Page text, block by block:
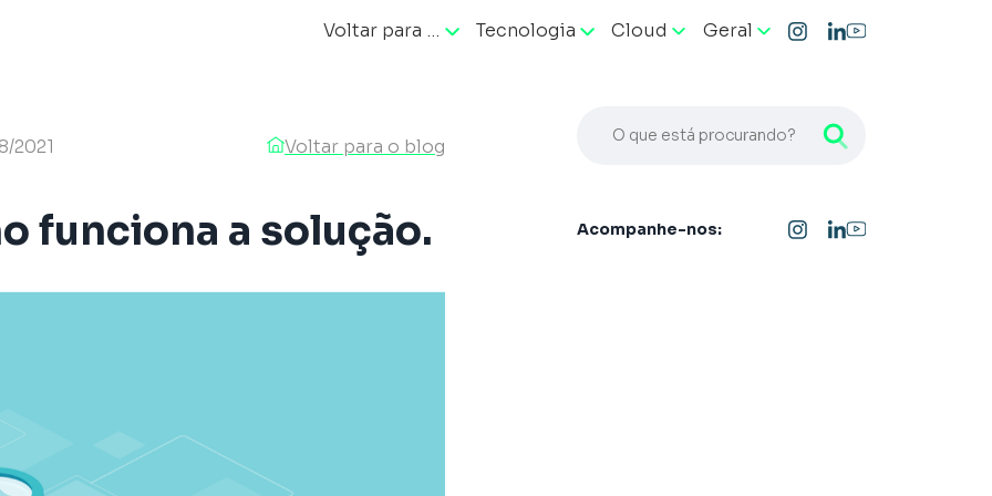
Voltar para … Tecnologia Cloud Geral
2021 Voltar para o blog
funciona a solução. Acompanhe-nos: